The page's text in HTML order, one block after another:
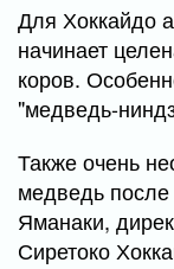
Для Хоккайдо
начинает
коров.
"медведь-
Также очень
медведь
Яманаки,
Сиретоко